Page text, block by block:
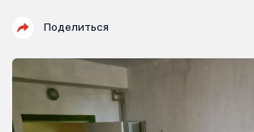
Поделиться